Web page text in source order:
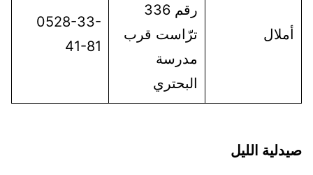
أملال
رقم 336
ترّاست قرب
مدرسة
البحتري
0528-33-
41-81
صيدلية الليل